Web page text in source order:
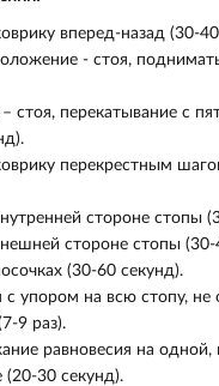
вперед-назад (30-
- стоя,
стоя, перекатывание с
перекрестным
стороне стопы
стороне стопы (30-
(30-60 секунд).
с упором на всю стопу, не
9 раз).
равновесия на одной,
(20-30 секунд).